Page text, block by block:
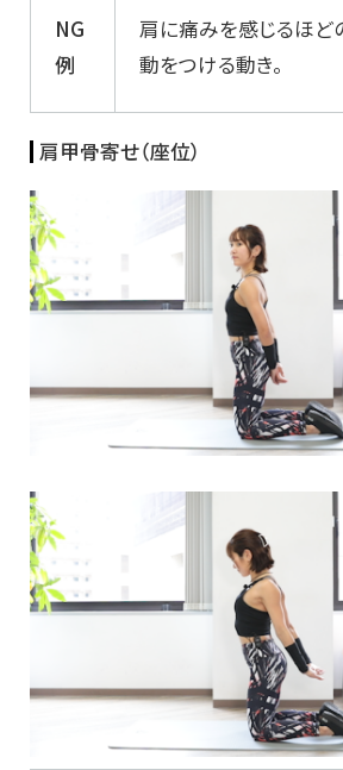
NG
例
肩に痛みを感じるほど
動をつける動き。
肩甲骨寄せ（座位）